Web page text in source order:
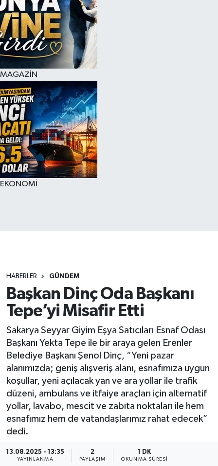
MAGAZİN
EKONOMİ
HABERLER GÜNDEM
Başkan Dinç Oda Başkanı
Tepe’yi Misafir Etti
Sakarya Seyyar Giyim Eşya Satıcıları Esnaf Odası
Başkanı Yekta Tepe ile bir araya gelen Erenler
Belediye Başkanı Şenol Dinç, “Yeni pazar
alanımızda; geniş alışveriş alanı, esnafımıza uygun
koşullar, yeni açılacak yan ve ara yollar ile trafik
düzeni, ambulans ve itfaiye araçları için alternatif
yollar, lavabo, mescit ve zabıta noktaları ile hem
esnafımız hem de vatandaşlarımız rahat edecek”
dedi.
13.08.2025 - 13:35
YAYINLANMA
2
PAYLAŞIM
1 DK
OKUNMA SÜRESI